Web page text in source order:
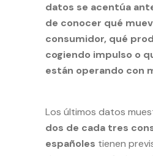
datos se acentúa
de conocer qué
consumidor, qué
cogiendo impulso o
están operando con
Los últimos datos
dos de cada tres
españoles tienen